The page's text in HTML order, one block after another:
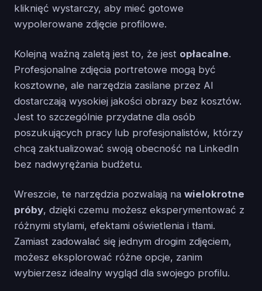
kliknięć wystarczy, aby mieć gotowe
wypolerowane zdjęcie profilowe.
Kolejną ważną zaletą jest to, że jest opłacalne.
Profesjonalne zdjęcia portretowe mogą być
kosztowne, ale narzędzia zasilane przez AI
dostarczają wysokiej jakości obrazy bez kosztów.
Jest to szczególnie przydatne dla osób
poszukujących pracy lub profesjonalistów, którzy
chcą zaktualizować swoją obecność na LinkedIn
bez nadwyrężania budżetu.
Wreszcie, te narzędzia pozwalają na wielokrotne
próby, dzięki czemu możesz eksperymentować z
różnymi stylami, efektami oświetlenia i tłami.
Zamiast zadowalać się jednym drogim zdjęciem,
możesz eksplorować różne opcje, zanim
wybierzesz idealny wygląd dla swojego profilu.